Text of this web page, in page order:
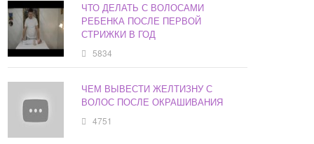
ЧТО ДЕЛАТЬ С ВОЛОСАМИ
РЕБЕНКА ПОСЛЕ ПЕРВОЙ
СТРИЖКИ В ГОД
5834
ЧЕМ ВЫВЕСТИ ЖЕЛТИЗНУ С
ВОЛОС ПОСЛЕ ОКРАШИВАНИЯ
4751